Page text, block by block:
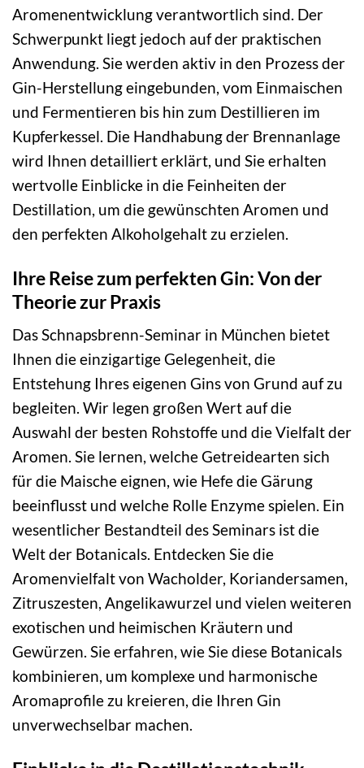
Aromenentwicklung verantwortlich sind. Der
Schwerpunkt liegt jedoch auf der praktischen
Anwendung. Sie werden aktiv in den Prozess der
Gin-Herstellung eingebunden, vom Einmaischen
und Fermentieren bis hin zum Destillieren im
Kupferkessel. Die Handhabung der Brennanlage
wird Ihnen detailliert erklärt, und Sie erhalten
wertvolle Einblicke in die Feinheiten der
Destillation, um die gewünschten Aromen und
den perfekten Alkoholgehalt zu erzielen.
Ihre Reise zum perfekten Gin: Von der
Theorie zur Praxis
Das Schnapsbrenn-Seminar in München bietet
Ihnen die einzigartige Gelegenheit, die
Entstehung Ihres eigenen Gins von Grund auf zu
begleiten. Wir legen großen Wert auf die
Auswahl der besten Rohstoffe und die Vielfalt der
Aromen. Sie lernen, welche Getreidearten sich
für die Maische eignen, wie Hefe die Gärung
beeinflusst und welche Rolle Enzyme spielen. Ein
wesentlicher Bestandteil des Seminars ist die
Welt der Botanicals. Entdecken Sie die
Aromenvielfalt von Wacholder, Koriandersamen,
Zitruszesten, Angelikawurzel und vielen weiteren
exotischen und heimischen Kräutern und
Gewürzen. Sie erfahren, wie Sie diese Botanicals
kombinieren, um komplexe und harmonische
Aromaprofile zu kreieren, die Ihren Gin
unverwechselbar machen.